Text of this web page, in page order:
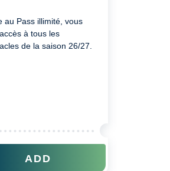
au Pass illimité, vous
à tous les
de la saison 26/27.
ADD